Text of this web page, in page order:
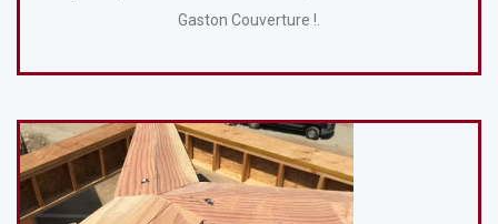
Gaston Couverture !.